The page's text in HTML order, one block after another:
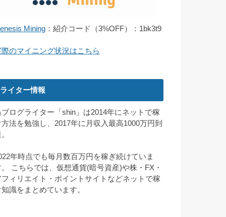
Mining ：紹介コード（3%OFF）：1bk3t9
際のマイニング状況はこちら
ライター情報
ブログライター「shin」は2014年にネットで稼
方法を勉強し、2017年に月収入最高1000万円到
年時点でも毎月数百万円を稼ぎ続けていま
。 こちらでは、仮想通貨(暗号資産)や株・FX・
フィリエイト・ポイントサイトなどネットで稼
識をまとめています。